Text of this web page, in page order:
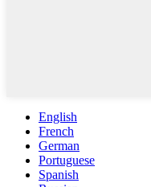
English
French
German
Portuguese
Spanish